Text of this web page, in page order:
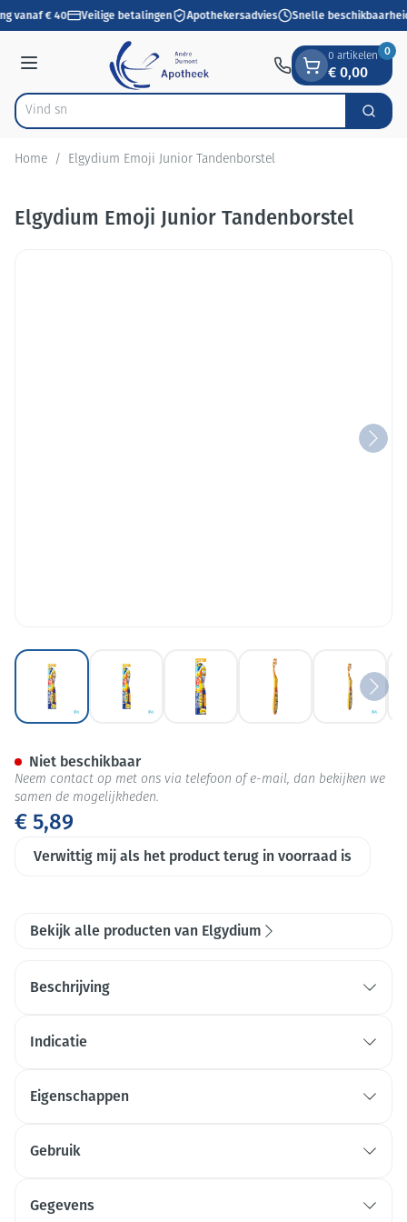
Ga naar de inhoud
1 van 1
vanaf € 40 Veilige betalingen Apothekersadvies Snelle
Menu
Product, merk, categorie...
V Zoek
0 artikelen
€ 0,00
0
Home / Elgydium Emoji Junior Tandenborstel
Elgydium Emoji Junior Tandenborstel
View larger imageView larger imageView larger imageView larger image
View
€ 5,89
Verwittig mij als het product terug in voorraad is
Niet beschikbaar
Neem contact op met ons via telefoon of e-mail, dan bekijken we
samen de mogelijkheden.
Bekijk alle producten van Elgydium
Beschrijving
Indicatie
Eigenschappen
maken.
tanden en het tandvlees.
Gebruik
Gegevens